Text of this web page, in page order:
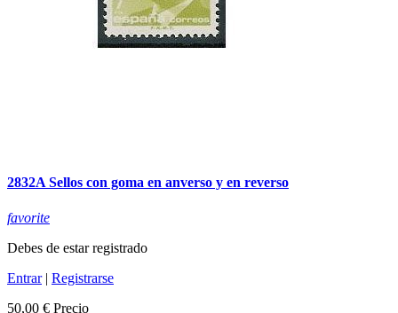
2832A Sellos con goma en anverso y en reverso
favorite
Debes de estar registrado
Entrar| Registrarse
50,00 € Precio